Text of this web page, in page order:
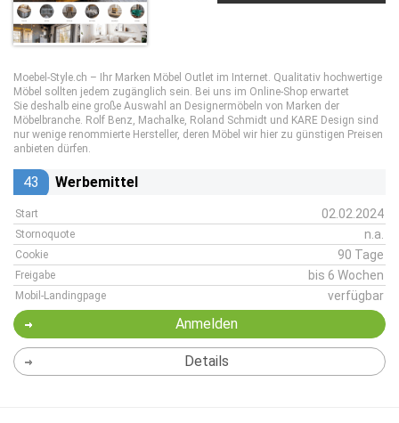
Moebel-Style.ch – Ihr Marken Möbel Outlet im Internet. Qualitativ hochwertige
Möbel sollten jedem zugänglich sein. Bei uns im Online-Shop erwartet
Sie deshalb eine große Auswahl an Designermöbeln von Marken der
Möbelbranche. Rolf Benz, Machalke, Roland Schmidt und KARE Design sind
nur wenige renommierte Hersteller, deren Möbel wir hier zu günstigen Preisen
anbieten dürfen.
43 Werbemittel
Start 02.02.2024
Stornoquote n.a.
Cookie 90 Tage
Freigabe bis 6 Wochen
Mobil-Landingpage verfügbar
Anmelden
Details